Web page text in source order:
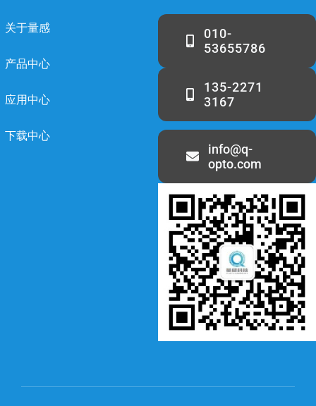
关于量感
产品中心
应用中心
下载中心
010-
53655786
135-2271
3167
info@q-
opto.com